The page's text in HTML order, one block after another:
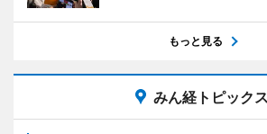
もっと見る
みん経トピックス